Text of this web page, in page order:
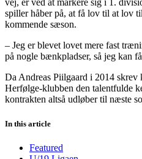
vej, er ved at markere sig i 1.
spiller håber på, at få lov til at lov
kommende sæson.
– Jeg er blevet lovet mere fast
på nogle bænkpladser, så jeg kan
Da Andreas Piilgaard i 2014
Herfølge-klubben den talentfulde
kontrakten altså udløber til næste
In this article
Featured